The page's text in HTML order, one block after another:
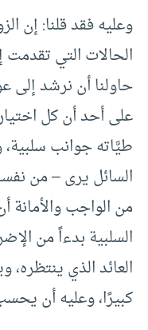
وعليه فقد قلنا: إن
الحالات التي تقدمت
حاولنا أن نرشد إلى
على أحد أن كل
طيَّاته جوانب
السائل يرى – من
من الواجب والأمانة
السلبية بدءاً من
العائد الذي
كبيرًا، وعليه أن